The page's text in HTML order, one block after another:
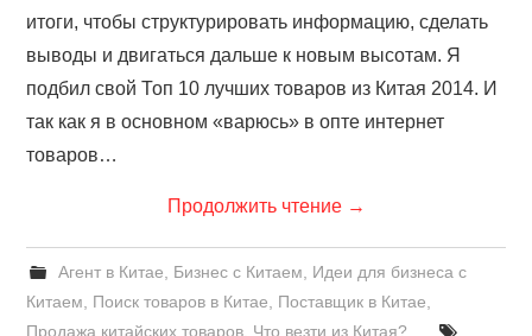
ТОВАРЫ ИЗ КИТАЯ
КОНТАКТЫ
итоги, чтобы структурировать информацию, сделать
выводы и двигаться дальше к новым высотам. Я
подбил свой Топ 10 лучших товаров из Китая 2014. И
так как я в основном «варюсь» в опте интернет
товаров…
Продолжить чтение →
Агент в Китае Бизнес с Китаем
Идеи для бизнеса с
Китаем
Поиск товаров в Китае Поставщик в Китае
Продажа китайских товаров Что везти из Китая?